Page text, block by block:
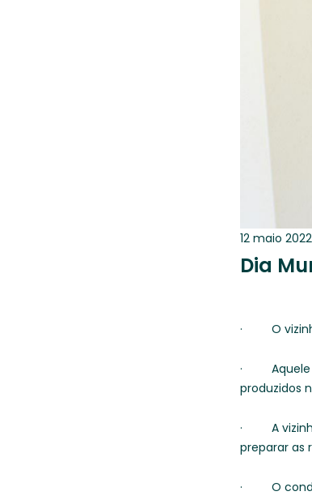
12 maio 2022
Dia
· O vizinho
· Aquele
produzidos
· A vizinha
preparar as
· O